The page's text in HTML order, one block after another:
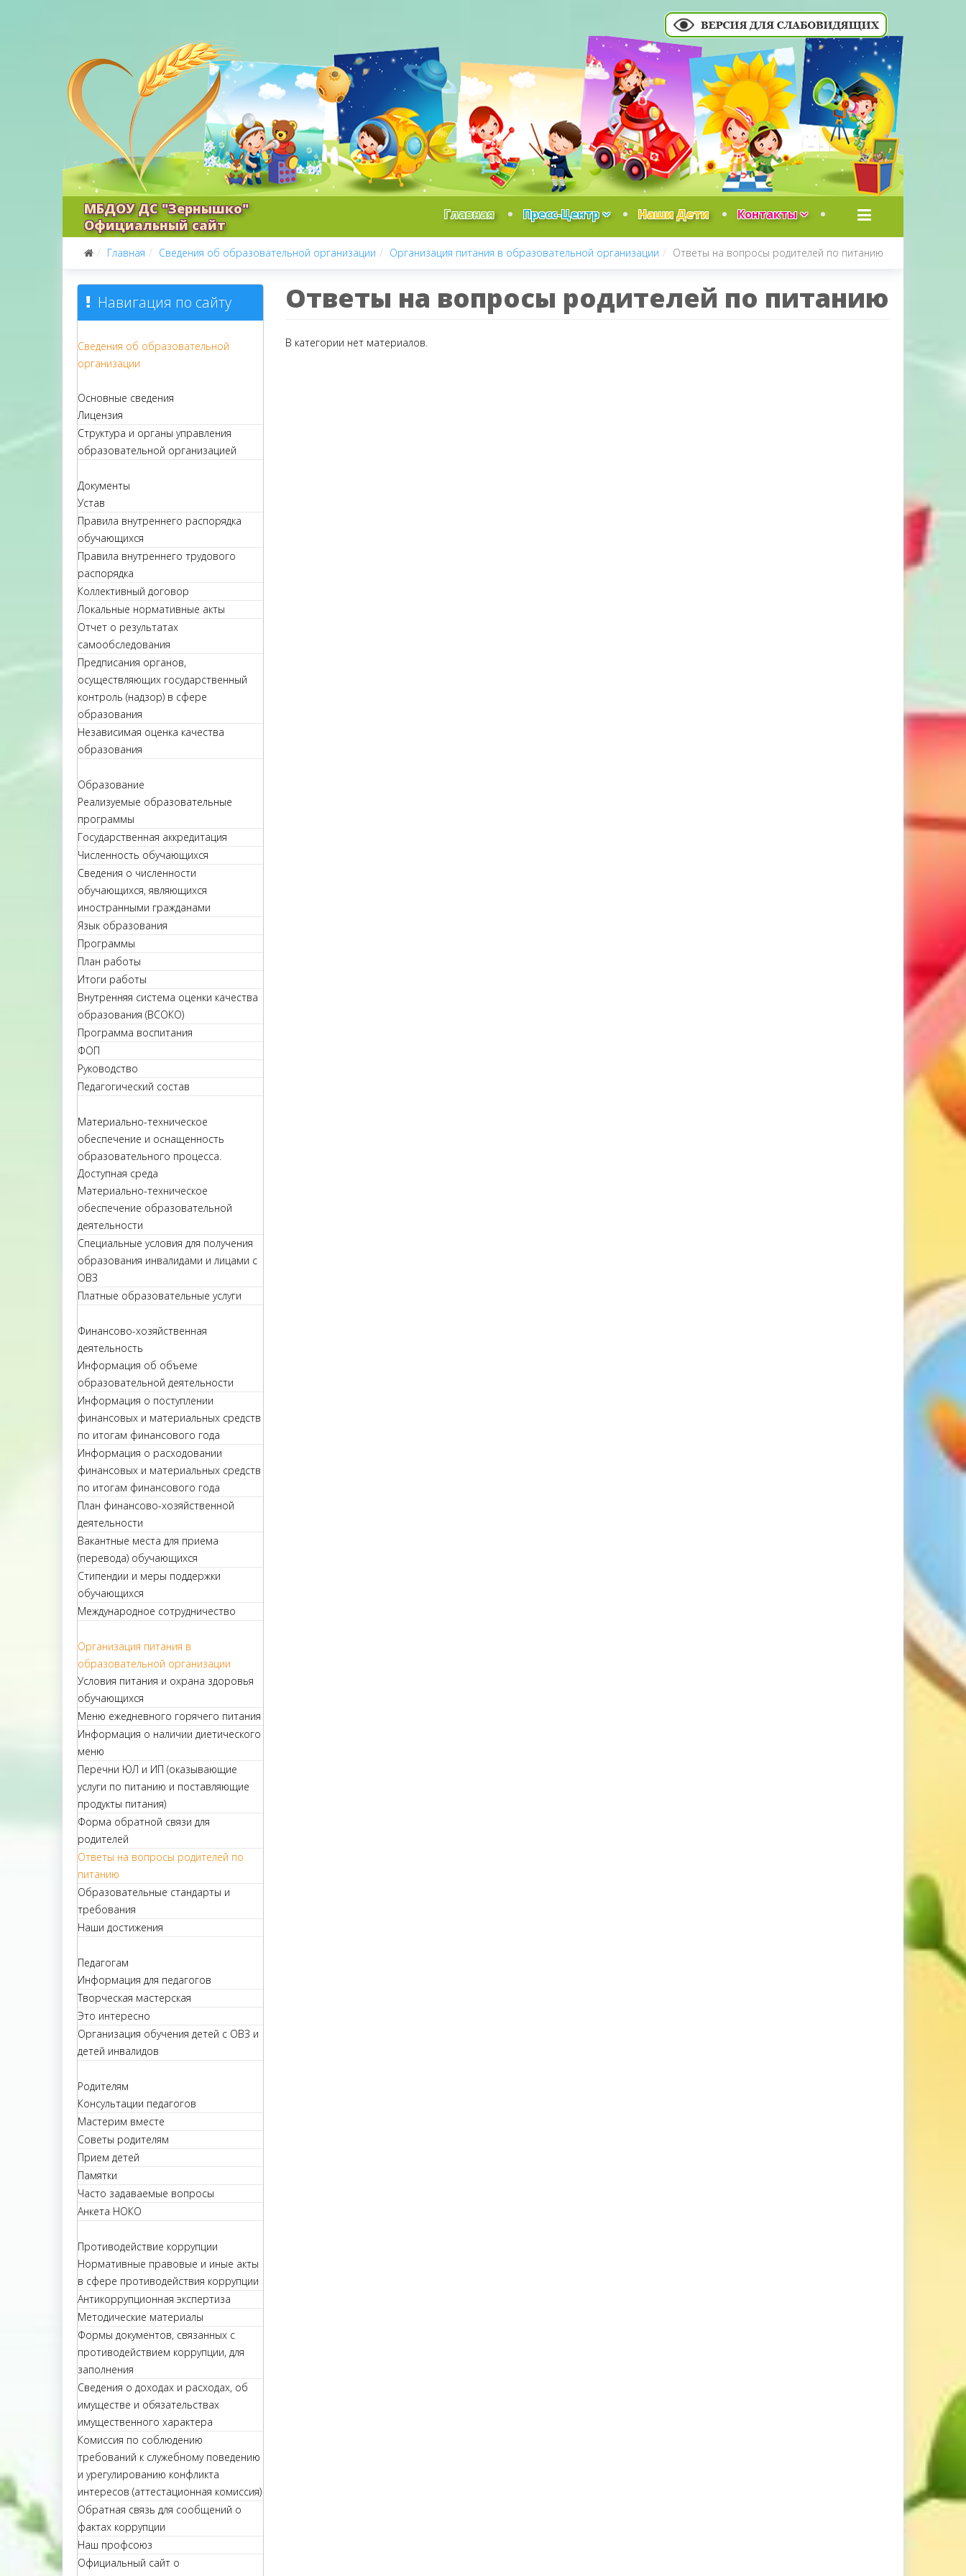
МБДОУ ДС "Зернышко"
Официальный сайт
Главная Пресс-Центр Наши Дети Контакты
Главная Сведения об образовательной организации Организация питания в образовательной организации Ответы на вопросы родителей по питанию
Навигация по сайту
Сведения об образовательной
организации
Основные сведения
Лицензия
Структура и органы управления
образовательной организацией
Документы
Устав
Правила внутреннего распорядка
обучающихся
Правила внутреннего трудового
распорядка
Коллективный договор
Локальные нормативные акты
Отчет о результатах
самообследования
Предписания органов,
осуществляющих государственный
контроль (надзор) в сфере
образования
Независимая оценка качества
образования
Образование
Реализуемые образовательные
программы
Государственная аккредитация
Численность обучающихся
Сведения о численности
обучающихся, являющихся
иностранными гражданами
Язык образования
Программы
План работы
Итоги работы
Внутренняя система оценки качества
образования (ВСОКО)
Программа воспитания
ФОП
Руководство
Педагогический состав
Материально-техническое
обеспечение и оснащенность
образовательного процесса.
Доступная среда
Материально-техническое
обеспечение образовательной
деятельности
Специальные условия для получения
образования инвалидами и лицами с
ОВЗ
Платные образовательные услуги
Финансово-хозяйственная
деятельность
Информация об объеме
образовательной деятельности
Информация о поступлении
финансовых и материальных средств
по итогам финансового года
Информация о расходовании
финансовых и материальных средств
по итогам финансового года
План финансово-хозяйственной
деятельности
Вакантные места для приема
(перевода) обучающихся
Стипендии и меры поддержки
обучающихся
Международное сотрудничество
Организация питания в
образовательной организации
Условия питания и охрана здоровья
обучающихся
Меню ежедневного горячего питания
Информация о наличии диетического
меню
Перечни ЮЛ и ИП (оказывающие
услуги по питанию и поставляющие
продукты питания)
Форма обратной связи для
родителей
Ответы на вопросы родителей по
питанию
Образовательные стандарты и
требования
Наши достижения
Педагогам
Информация для педагогов
Творческая мастерская
Это интересно
Организация обучения детей с ОВЗ и
детей инвалидов
Родителям
Консультации педагогов
Мастерим вместе
Советы родителям
Прием детей
Памятки
Часто задаваемые вопросы
Анкета НОКО
Противодействие коррупции
Нормативные правовые и иные акты
в сфере противодействия коррупции
Антикоррупционная экспертиза
Методические материалы
Формы документов, связанных с
противодействием коррупции, для
заполнения
Сведения о доходах и расходах, об
имуществе и обязательствах
имущественного характера
Комиссия по соблюдению
требований к служебному поведению
и урегулированию конфликта
интересов (аттестационная комиссия)
Обратная связь для сообщений о
фактах коррупции
Наш профсоюз
Официальный сайт о
Ответы на вопросы родителей по питанию
В категории нет материалов.